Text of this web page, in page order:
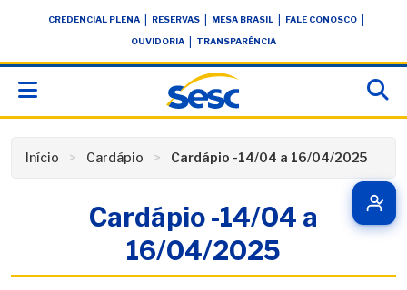
conteúdoCREDENCIAL PLENA RESERVAS MESA BRASIL FALE CONOSCO
OUVIDORIA TRANSPARÊNCIA
Início Cardápio Cardápio -14/04 a 16/04/2025
Cardápio -14/04 a
16/04/2025